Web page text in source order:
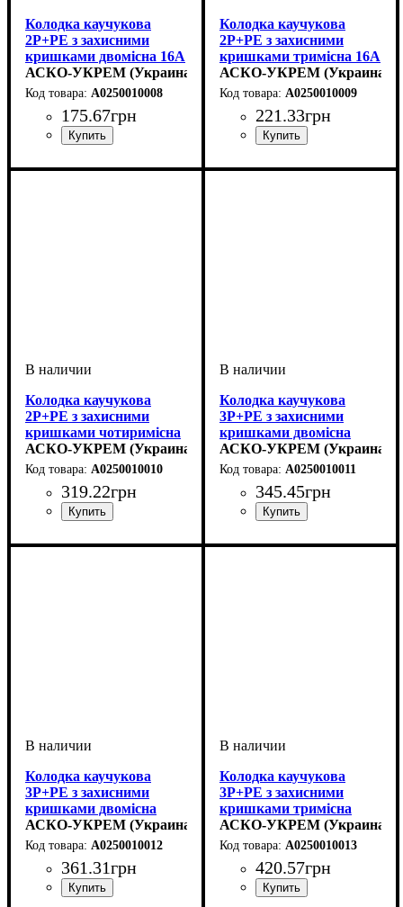
Колодка каучукова
2Р+PE з захисними
кришками двомісна 16А
IP44
АСКО-УКРЕМ (Украина)
A0250010008
175.67грн
Колодка каучукова
2Р+PE з захисними
кришками тримісна 16А
IP44
АСКО-УКРЕМ (Украина)
A0250010009
221.33грн
Колодка каучукова
2Р+PE з захисними
кришками чотиримісна
16А IP44
АСКО-УКРЕМ (Украина)
A0250010010
319.22грн
Колодка каучукова
3Р+РЕ з захисними
кришками двомісна
(1×25А/1×16A*2P+PE)
IP44
АСКО-УКРЕМ (Украина)
A0250010011
345.45грн
Колодка каучукова
3Р+РЕ з захисними
кришками двомісна
(2×25А) IP44
АСКО-УКРЕМ (Украина)
A0250010012
361.31грн
Колодка каучукова
3Р+РЕ з захисними
кришками тримісна
(1×25А/2×16A*2P+PE)
IP44
АСКО-УКРЕМ (Украина)
A0250010013
420.57грн